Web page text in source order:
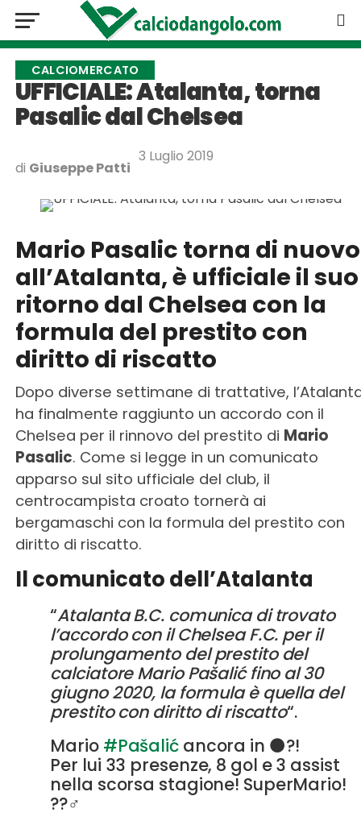
CALCIOMERCATO
UFFICIALE: Atalanta, torna
Pasalic dal Chelsea
di Giuseppe Patti
3 Luglio 2019
Mario Pasalic torna di nuovo
all’Atalanta, è ufficiale il suo
ritorno dal Chelsea con la
formula del prestito con
diritto di riscatto
Dopo diverse settimane di trattative,
ha finalmente raggiunto un accordo con il
Chelsea per il rinnovo del prestito di Mario
Pasalic. Come si legge in un comunicato
apparso sul sito ufficiale del club, il
centrocampista croato tornerà ai
bergamaschi con la formula del prestito con
diritto di riscatto.
Il comunicato dell’Atalanta
“Atalanta B.C. comunica di trovato
l’accordo con il Chelsea F.C. per il
prolungamento del prestito del
calciatore Mario Pašalić fino al 30
giugno 2020, la formula è quella del
prestito con diritto di riscatto“.
Mario #Pašalićancora in ⚫️?!
Per lui 33 presenze, 8 gol e 3 assist
nella scorsa stagione! SuperMario!
??‍♂️